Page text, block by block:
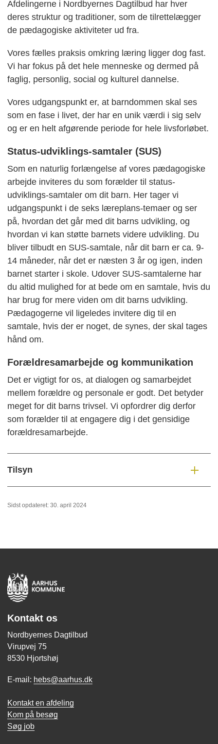
Afdelingerne i Nordbyernes Dagtilbud har hver
deres struktur og traditioner, som de tilrettelægger
de pædagogiske aktiviteter ud fra.
Vores fælles praksis omkring læring ligger dog fast.
Vi har fokus på det hele menneske og dermed på
faglig, personlig, social og kulturel dannelse.
Vores udgangspunkt er, at barndommen skal ses
som en fase i livet, der har en unik værdi i sig selv
og er en helt afgørende periode for hele livsforløbet.
Status-udviklings-samtaler (SUS)
Som en naturlig forlængelse af vores pædagogiske
arbejde inviteres du som forælder til status-
udviklings-samtaler om dit barn. Her tager vi
udgangspunkt i de seks læreplans-temaer og ser
på, hvordan det går med dit barns udvikling, og
hvordan vi kan støtte barnets videre udvikling. Du
bliver tilbudt en SUS-samtale, når dit barn er ca. 9-
14 måneder, når det er næsten 3 år og igen, inden
barnet starter i skole. Udover SUS-samtalerne har
du altid mulighed for at bede om en samtale, hvis du
har brug for mere viden om dit barns udvikling.
Pædagogerne vil ligeledes invitere dig til en
samtale, hvis der er noget, de synes, der skal tages
hånd om.
Forældresamarbejde og kommunikation
Det er vigtigt for os, at dialogen og samarbejdet
mellem forældre og personale er godt. Det betyder
meget for dit barns trivsel. Vi opfordrer dig derfor
som forælder til at engagere dig i det gensidige
forældresamarbejde.
Tilsyn
Sidst opdateret: 30. april 2024
Kontakt os
Nordbyernes Dagtilbud
Virupvej 75
8530 Hjortshøj
E-mail: hebs@aarhus.dk
Kontakt en afdeling
Kom på besøg
Søg job